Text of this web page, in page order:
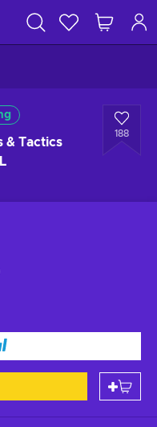
& Tactics
188